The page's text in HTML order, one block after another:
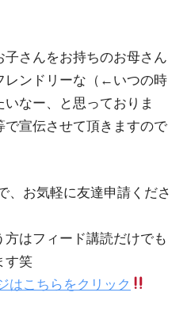
さんをお持ちのお母さん
レンドリーな（←いつの時
なー、と思っておりま
宣伝させて頂きますので
、お気軽に友達申請くださ
はフィード講読だけでも
す笑
はこちらをクリック